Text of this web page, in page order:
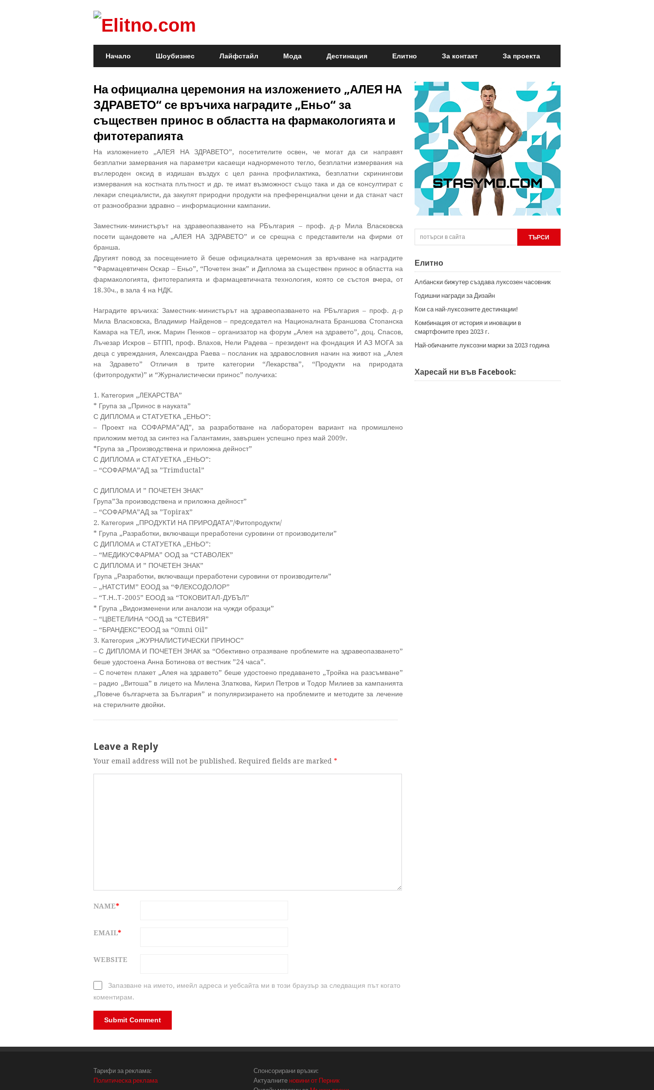
Начало Шоубизнес Лайфстайл Мода Дестинация Елитно За контакт За проекта
На официална церемония на изложението „АЛЕЯ НА
ЗДРАВЕТО“ се връчиха наградите „Еньо“ за
съществен принос в областта на фармакологията и
фитотерапията
На изложението „АЛЕЯ НА ЗДРАВЕТО”, посетителите освен, че могат да си направят
безплатни замервания на параметри касаещи наднорменото тегло, безплатни измервания на
въглероден оксид в издишан въздух с цел ранна профилактика, безплатни скринингови
измервания на костната плътност и др. те имат възможност също така и да се консултират с
лекари специалисти, да закупят природни продукти на преференциални цени и да станат част
от разнообразни здравно – информационни кампании.
Заместник-министърът на здравеопазването на РБългария – проф. д-р Мила Власковска
посети щандовете на „АЛЕЯ НА ЗДРАВЕТО” и се срещна с представители на фирми от
бранша.
Другият повод за посещението й беше официалната церемония за връчване на наградите
”Фармацевтичен Оскар – Еньо”, “Почетен знак” и Диплома за съществен принос в областта на
фармакологията, фитотерапията и фармацевтичната технология, която се състоя вчера, от
18.30ч., в зала 4 на НДК.
Наградите връчиха: Заместник-министърът на здравеопазването на РБългария – проф. д-р
Мила Власковска, Владимир Найденов – председател на Националната Браншова Стопанска
Камара на ТЕЛ, инж. Марин Пенков – организатор на форум „Алея на здравето”, доц. Спасов,
Лъчезар Искров – БТПП, проф. Влахов, Нели Радева – президент на фондация И АЗ МОГА за
деца с увреждания, Александра Раева – посланик на здравословния начин на живот на „Алея
на Здравето” Отличия в трите категории “Лекарства”, “Продукти на природата
(фитопродукти)” и “Журналистически принос” получиха:
1. Категория „ЛЕКАРСТВА”
* Група за „Принос в науката”
С ДИПЛОМА и СТАТУЕТКА „ЕНЬО”:
– Проект на СОФАРМА”АД”, за разработване на лабораторен вариант на промишлено
приложим метод за синтез на Галантамин, завършен успешно през май 2009г.
*Група за „Производствена и приложна дейност”
С ДИПЛОМА и СТАТУЕТКА „ЕНЬО”:
– “СОФАРМА”АД за ”Trimductal”
С ДИПЛОМА И ” ПОЧЕТЕН ЗНАК”
Група”За производствена и приложна дейност”
– “СОФАРМА”АД за ”Topirax”
2. Категория „ПРОДУКТИ НА ПРИРОДАТА”/Фитопродукти/
* Група „Разработки, включващи преработени суровини от производители”
С ДИПЛОМА и СТАТУЕТКА „ЕНЬО”:
– “МЕДИКУСФАРМА” ООД за “СТАВОЛЕК”
С ДИПЛОМА И ” ПОЧЕТЕН ЗНАК”
Група „Разработки, включващи преработени суровини от производители”
– „НАТСТИМ” ЕООД за “ФЛЕКСОДОЛОР”
– “Т.Н..Т-2005” ЕООД за “ТОКОВИТАЛ-ДУБЪЛ”
* Група „Видоизменени или аналози на чужди образци”
– “ЦВЕТЕЛИНА “ООД за “СТЕВИЯ”
– “БРАНДЕКС”ЕООД за “Omni Oil”
3. Категория „ЖУРНАЛИСТИЧЕСКИ ПРИНОС”
– С ДИПЛОМА И ПОЧЕТЕН ЗНАК за “Обективно отразяване проблемите на здравеопазването”
беше удостоена Анна Ботинова от вестник ”24 часа”.
– С почетен плакет „Алея на здравето” беше удостоено предаването „Тройка на разсъмване”
– радио „Витоша” в лицето на Милена Златкова, Кирил Петров и Тодор Милиев за кампанията
„Повече българчета за България” и популяризирането на проблемите и методите за лечение
на стерилните двойки.
Leave a Reply
Your email address will not be published. Required fields are marked *
NAME*
EMAIL*
WEBSITE
Запазване на името, имейл адреса и уебсайта ми в този браузър за следващия път когато
коментирам.
Елитно
Албански бижутер създава луксозен часовник
Годишни награди за Дизайн
Кои са най-луксозните дестинации!
Комбинация от история и иновации в
смартфоните през 2023 г.
Най-обичаните луксозни марки за 2023 година
Харесай ни във Facebook:
Тарифи за реклама:
Политическа реклама
Спонсорирани връзки:
Актуалните новини от Перник